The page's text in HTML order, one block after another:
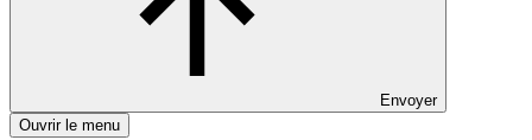
Envoyer
Ouvrir le menu